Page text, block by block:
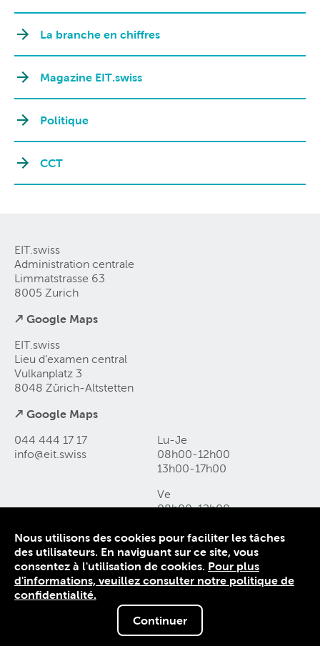
La branche en chiffres
Magazine EIT.swiss
Politique
CCT
EIT.swiss
Administration centrale
Limmatstrasse 63
8005 Zurich
↗ Google Maps
EIT.swiss
Lieu d’examen central
Vulkanplatz 3
8048 Zürich-Altstetten
↗ Google Maps
044 444 17 17
info@eit swiss
Lu-Je
08h00-12h00
13h00-17h00
Ve
08h00-12h00
Contact et accès
Déclaration de protection des données
Mentions légales
Conditions générales
© 1906-2026 EIT.swiss
Nous utilisons des cookies pour faciliter les tâches
des utilisateurs. En naviguant sur ce site, vous
consentez à l'utilisation de cookies. Pour plus
d'informations, veuillez consulter notre politique de
confidentialité.
Continuer